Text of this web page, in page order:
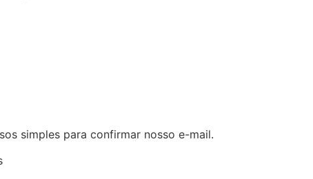
simples para confirmar nosso e-mail.